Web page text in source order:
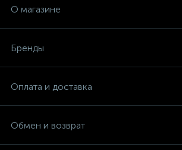
О магазине
Бренды
Оплата и доставка
Обмен и возврат